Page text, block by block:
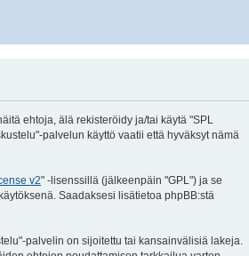
ehtoja, älä rekisteröidy ja/tai käytä "SPL
palvelun käyttö vaatii että hyväksyt nämä
v2" -lisenssillä (jälkeenpäin "GPL") ja se
Saadaksesi lisätietoa phpBB:stä
palvelin on sijoitettu tai kansainvälisiä lakeja.